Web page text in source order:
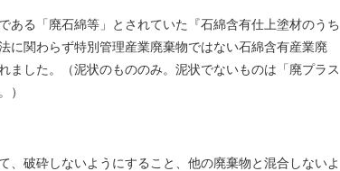
「廃石綿等」とされていた『石綿含有仕上塗材のうち
関わらず特別管理産業廃棄物ではない石綿含有産業廃
ました。（泥状のもののみ。泥状でないものは「廃プラス
）
砕しないようにすること、他の廃棄物と混合しないよ